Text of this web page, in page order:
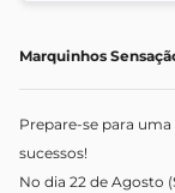
Marquinhos
Prepare-se para
sucessos!
No dia 22 de Agosto